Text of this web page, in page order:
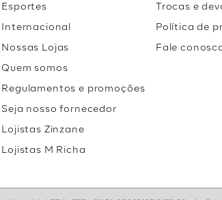
Esportes
Internacional
Nossas Lojas
Quem somos
Regulamentos e promoções
Seja nosso fornecedor
Lojistas Zinzane
Lojistas M Richa
Trocas e
Política de
Fale